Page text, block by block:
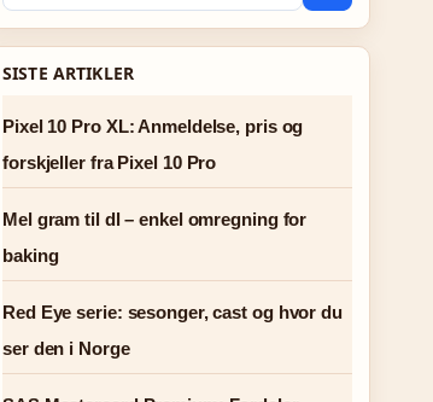
SISTE ARTIKLER
Pixel 10 Pro XL: Anmeldelse, pris og
forskjeller fra Pixel 10 Pro
Mel gram til dl – enkel omregning for
baking
Red Eye serie: sesonger, cast og hvor du
ser den i Norge